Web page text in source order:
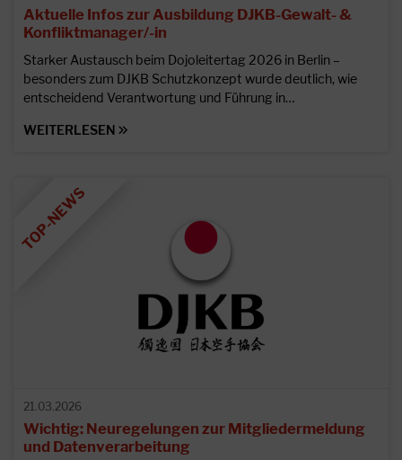
Aktuelle Infos zur Ausbildung DJKB-Gewalt- &
Konfliktmanager/-in
Starker Austausch beim Dojoleitertag 2026 in Berlin –
besonders zum DJKB Schutzkonzept wurde deutlich, wie
entscheidend Verantwortung und Führung in…
WEITERLESEN
21.03.2026
Wichtig: Neuregelungen zur Mitgliedermeldung
und Datenverarbeitung